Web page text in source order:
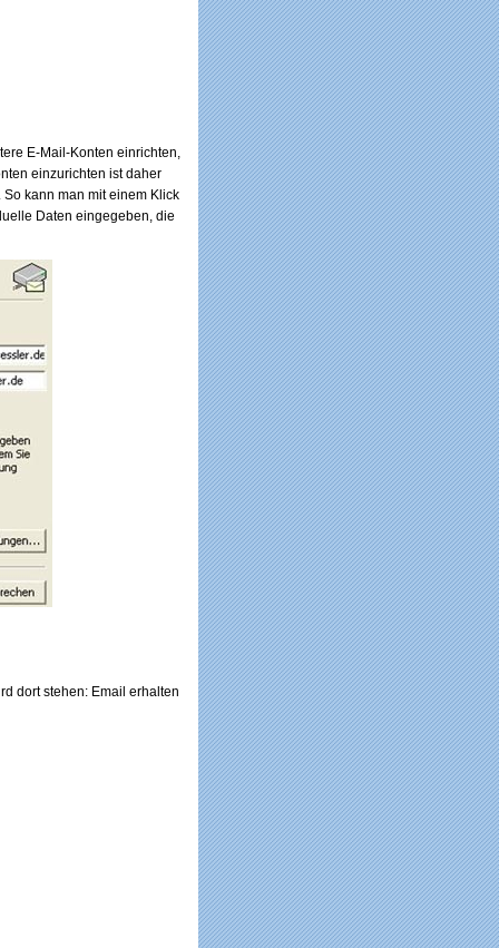
E-Mail-Konten einrichten,
einzurichten ist daher
kann man mit einem Klick
Daten eingegeben, die
dort stehen: Email erhalten